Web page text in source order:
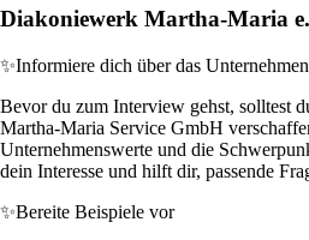
Diakoniewerk Martha-Maria
✨Informiere dich über das Unternehmen
Bevor du zum Interview gehst, solltest
Martha-Maria Service GmbH
Unternehmenswerte und die
dein Interesse und hilft dir, passende
✨Bereite Beispiele vor